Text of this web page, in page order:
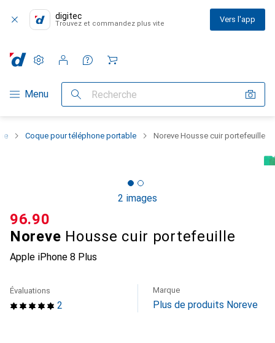
digitec
Trouvez et commandez plus vite Vers l'app
Navigation par catégorie
Menu Recherche
Paramètres
Compte client
Listes de comparaison
Listes d'envies
Panier
Coque pour téléphone portable Noreve Housse cuir portefeuille
2 images
Noreve Housse cuir portefeuille
Apple iPhone 8 Plus
CHF
96.90
2
Évaluations Marque
Plus de produits Noreve